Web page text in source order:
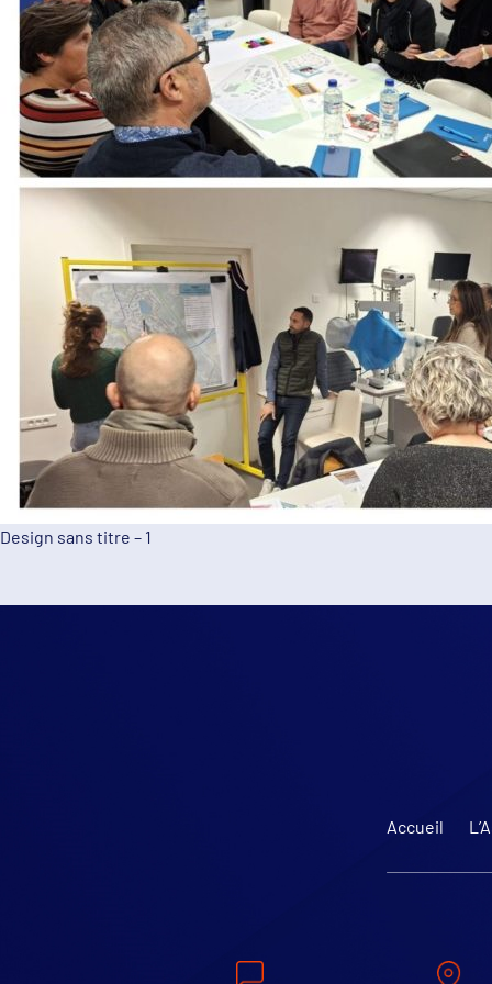
Design sans titre – 1
Accueil